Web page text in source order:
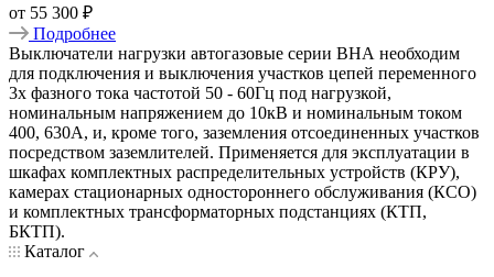
от 55 300 ₽
Подробнее
Выключатели нагрузки автогазовые серии ВНА необходим
для подключения и выключения участков цепей переменного
3х фазного тока частотой 50 - 60Гц под нагрузкой,
номинальным напряжением до 10кВ и номинальным током
400, 630А, и, кроме того, заземления отсоединенных участков
посредством заземлителей. Применяется для эксплуатации в
шкафах комплектных распределительных устройств (КРУ),
камерах стационарных одностороннего обслуживания (КСО)
и комплектных трансформаторных подстанциях (КТП,
БКТП).
Каталог